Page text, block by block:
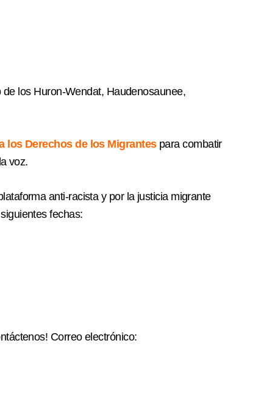
los Huron-Wendat, Haudenosaunee,
los Derechos de los Migrantespara combatir
voz.
anti-racista y por la justicia migrante
fechas:
Correo electrónico: